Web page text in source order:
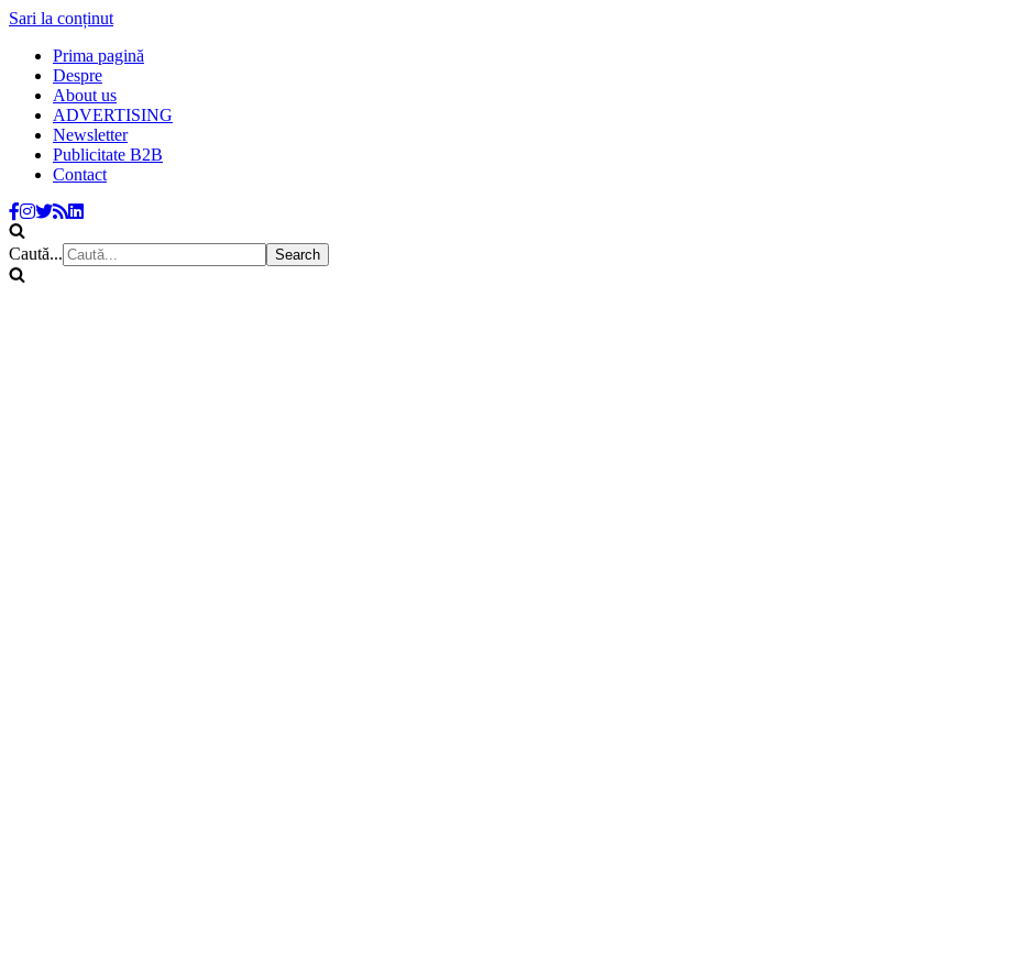
Sari la conținut
Prima pagină
Despre
About us
ADVERTISING
Newsletter
Publicitate B2B
Contact
Caută...